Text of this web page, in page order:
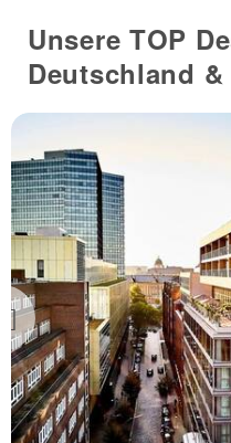
Unsere TOP
Deutschland
Previous